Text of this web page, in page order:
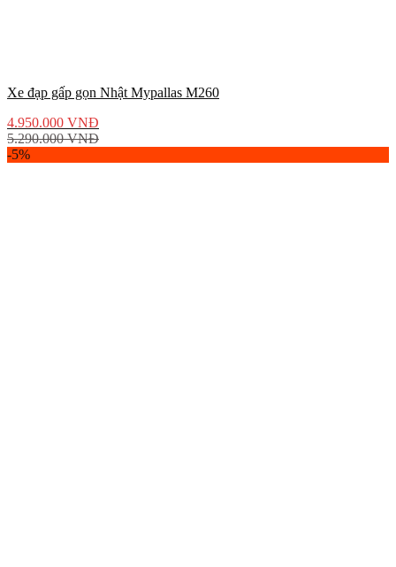
Xe đạp gấp gọn Nhật Mypallas M260
4.950.000 VNĐ
5.290.000VNĐ
-5%